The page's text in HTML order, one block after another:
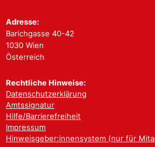
Adresse:
Barichgasse 40-42
1030 Wien
Österreich
Rechtliche Hinweise:
Datenschutzerklärung
Amtssignatur
Hilfe/Barrierefreiheit
Impressum
Hinweisgeber:innensystem (nur für